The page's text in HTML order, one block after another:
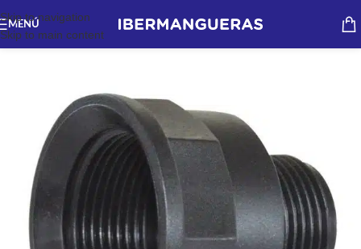
Skip to navigation
Skip to main content
MENÚ